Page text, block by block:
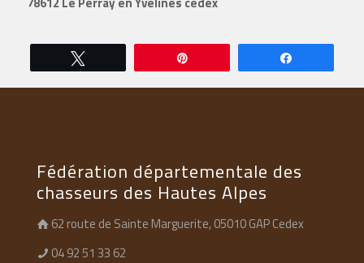
Fédération départementale des
chasseurs des Hautes Alpes
62 route de Sainte Marguerite, 05010 GAP Cedex
04 92 51 33 62